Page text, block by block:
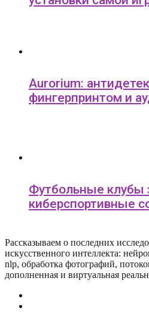
Aurorium:
фингерпринтом и
Футбольные клубы
киберспортивные
Рассказываем о последних
искусcтвенного интеллекта:
nlp, обработка фотографий,
дополненная и виртуальная